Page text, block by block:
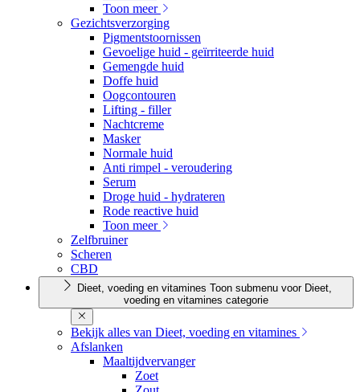
Toon meer
Gezichtsverzorging
Pigmentstoornissen
Gevoelige huid - geïrriteerde huid
Gemengde huid
Doffe huid
Oogcontouren
Lifting - filler
Nachtcreme
Masker
Normale huid
Anti rimpel - veroudering
Serum
Droge huid - hydrateren
Rode reactive huid
Toon meer
Zelfbruiner
Scheren
CBD
Dieet, voeding en vitamines Toon submenu voor Dieet,
voeding en vitamines categorie
Bekijk alles van Dieet, voeding en vitamines
Afslanken
Maaltijdvervanger
Zoet